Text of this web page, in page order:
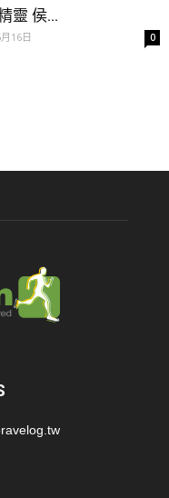
靈 侯...
16日 0